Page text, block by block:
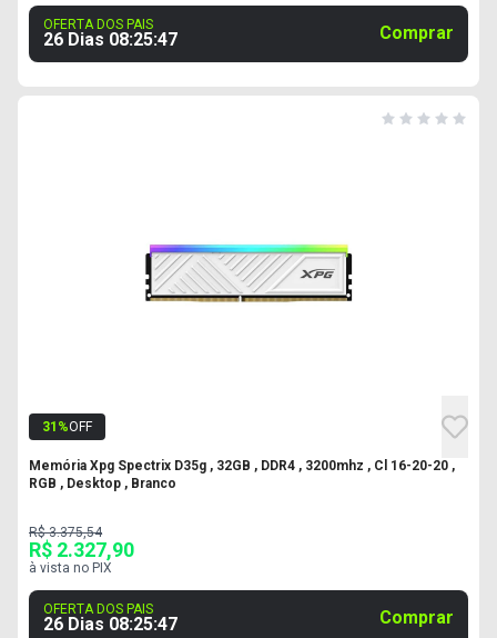
OFERTA DOS PAIS
26 Dias 08:25:46 Comprar
31 %OFF
Memória Xpg Spectrix D35g , 32GB , DDR4 , 3200mhz , Cl 16-20-20 ,
RGB , Desktop , Branco
R$ 3.375,54
R$ 2.327,90
à vista no PIX
OFERTA DOS PAIS
26 Dias 08:25:46 Comprar